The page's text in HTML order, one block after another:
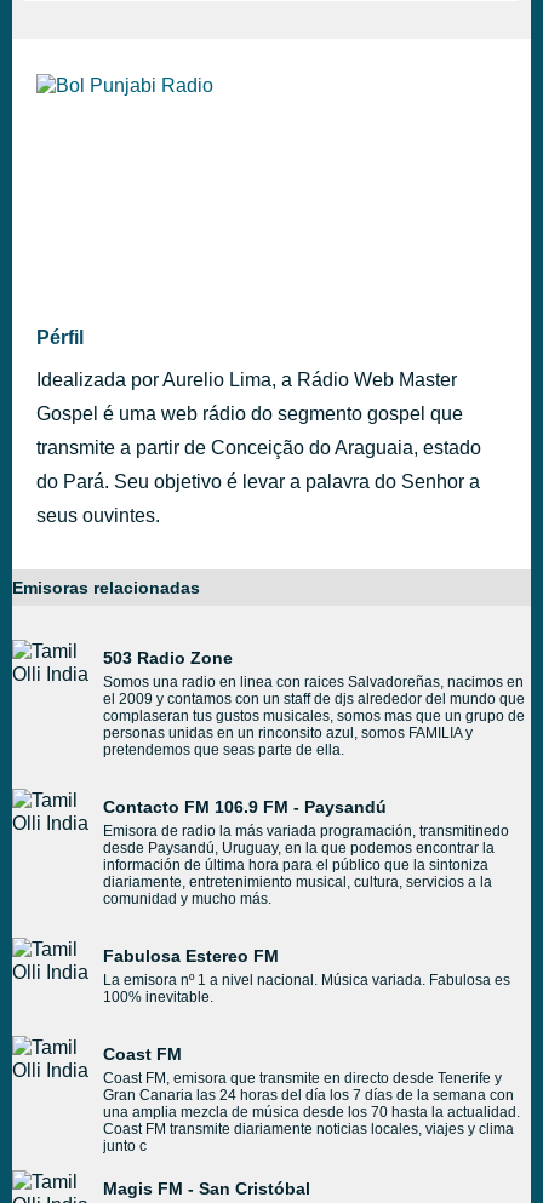
Pérfil
Idealizada por Aurelio Lima, a Rádio Web Master
Gospel é uma web rádio do segmento gospel que
transmite a partir de Conceição do Araguaia, estado
do Pará. Seu objetivo é levar a palavra do Senhor a
seus ouvintes.
Emisoras relacionadas
503 Radio Zone
Somos una radio en linea con raices Salvadoreñas, nacimos en
el 2009 y contamos con un staff de djs alrededor del mundo que
complaseran tus gustos musicales, somos mas que un grupo de
personas unidas en un rinconsito azul, somos FAMILIA y
pretendemos que seas parte de ella.
Contacto FM 106.9 FM - Paysandú
Emisora de radio la más variada programación, transmitinedo
desde Paysandú, Uruguay, en la que podemos encontrar la
información de última hora para el público que la sintoniza
diariamente, entretenimiento musical, cultura, servicios a la
comunidad y mucho más.
Fabulosa Estereo FM
La emisora nº 1 a nivel nacional. Música variada. Fabulosa es
100% inevitable.
Coast FM
Coast FM, emisora que transmite en directo desde Tenerife y
Gran Canaria las 24 horas del día los 7 días de la semana con
una amplia mezcla de música desde los 70 hasta la actualidad.
Coast FM transmite diariamente noticias locales, viajes y clima
junto c
Magis FM - San Cristóbal